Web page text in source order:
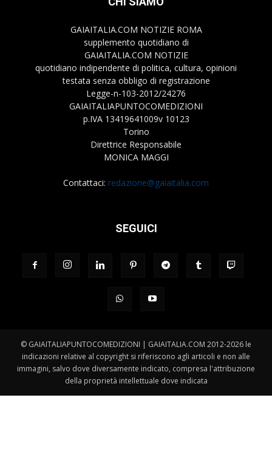
GAIAITALIA.COM NOTIZIE ROMA
supplemento quotidiano di
GAIAITALIA.COM NOTIZIE
quotidiano indipendente di politica, cultura, opinioni
testata senza obbligo di registrazione
Legge-n-103-2012/24276
GAIAITALIAPUNTOCOMEDIZIONI
p.IVA 13419641009v 10123
Torino
Direttrice Responsabile
MONICA MAGGI
Contattaci: redazione@gaiaitalia.com
SEGUICI
© GAIAITALIAPUNTOCOMEDIZIONI | GAIAITALIA.COM 2012-2026 le
indicazioni relative al copyright si riferiscono agli articoli e non alle
immagini, salvo dove diversamente indicato, compresa l'attribuzione
della proprietà intellettuale dove indicata